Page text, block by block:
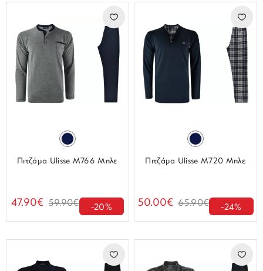
Πιτζάμα Ulisse M766 Μπλε
47.90€ 59.90€ -20%
Πιτζάμα Ulisse M720 Μπλε
50.00€ 65.90€ -24%